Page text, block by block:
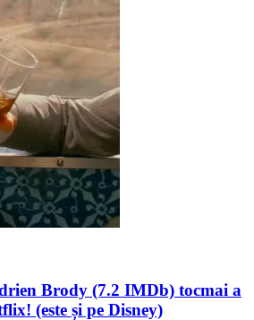
Brody (7.2 IMDb) tocmai a
(este și pe Disney)